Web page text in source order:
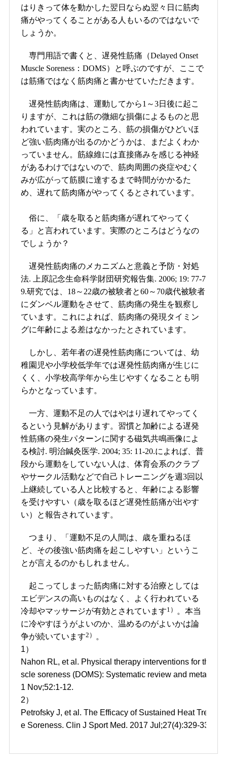
はりきって体を動かした翌日ならぬ翌々日に筋肉
痛がやってくることがある人もいるのではないで
しょうか。
専門用語で書くと、遅発性筋痛（Delayed Onset
Muscle Soreness：DOMS）と呼ぶのですが、ここで
は筋痛ではなく筋肉痛と書かせていただきます。
遅発性筋肉痛は、運動してから1～3日後に起こ
りますが、これは筋の微細な損傷によるものと思
われています。実のところ、筋の損傷がひどいほ
ど強い筋肉痛が出るのかどうかは、まだよくわか
っていません。筋線維には直接痛みを感じる神経
があるわけではないので、筋肉周囲の炎症やむく
みが広がって筋膜に達するまで時間がかかるた
め、遅れて筋肉痛がやってくるとされています。
俗に、「歳を取ると筋肉痛が遅れてやってく
る」と言われています。実際のところはどうなの
でしょうか？
遅発性筋肉痛のメカニズムと意義と予防・対処
法. 上原記念生命科学財団研究報告集. 2006; 19: 77-7
9.研究では、18～22歳の被験者と60～70歳代被験者
にダンベル運動をさせて、筋肉痛の発生を観察し
ています。これによれば、筋肉痛の発現タイミン
グに年齢による差はなかったとされています。
しかし、若年者の遅発性筋肉痛については、幼
稚園児や小学校低学年では遅発性筋肉痛が生じに
くく、小学校高学年から生じやすくなることも明
らかとなっています。
一方、運動不足の人ではやはり遅れてやってく
るという見解があります。 習慣と加齢による遅発
性筋痛の発生パターンに関する磁気共鳴画像によ
る検討. 明治鍼灸医学. 2004; 35: 11-20.によれば、普
段から運動をしていない人は、体育会系のクラブ
やサークル活動などで自己トレーニングを週3回以
上継続している人と比較すると、年齢による影響
を受けやすい（歳を取るほど遅発性筋痛が出やす
い）と報告されています。
つまり、「運動不足の人間は、歳を重ねるほ
ど、その後強い筋肉痛を起こしやすい」というこ
とが言えるのかもしれません。
起こってしまった筋肉痛に対する治療としては
エビデンスの高いものはなく、よく行われている
冷却やマッサージが有効とされています1）
。本当
に冷やすほうがよいのか、温めるのがよいかは論
争が続いています2）
。
1）
Nahon RL, et al. Physical therapy interventions for the
scle soreness (DOMS): Systematic review and meta-
1 Nov;52:1-12.
2）
Petrofsky J, et al. The Efficacy of Sustained Heat
e Soreness. Clin J Sport Med. 2017 Jul;27(4):329-337.